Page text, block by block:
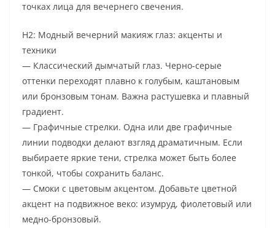
точках лица для вечернего свечения.
H2: Модный вечерний макияж глаз: акценты и
техники
— Классический дымчатый глаз. Черно-серые
оттенки переходят плавно к голубым, каштановым
или бронзовым тонам. Важна растушевка и плавный
градиент.
— Графичные стрелки. Одна или две графичные
линии подводки делают взгляд драматичным. Если
выбираете яркие тени, стрелка может быть более
тонкой, чтобы сохранить баланс.
— Смоки с цветовым акцентом. Добавьте цветной
акцент на подвижное веко: изумруд, фиолетовый или
медно-бронзовый.